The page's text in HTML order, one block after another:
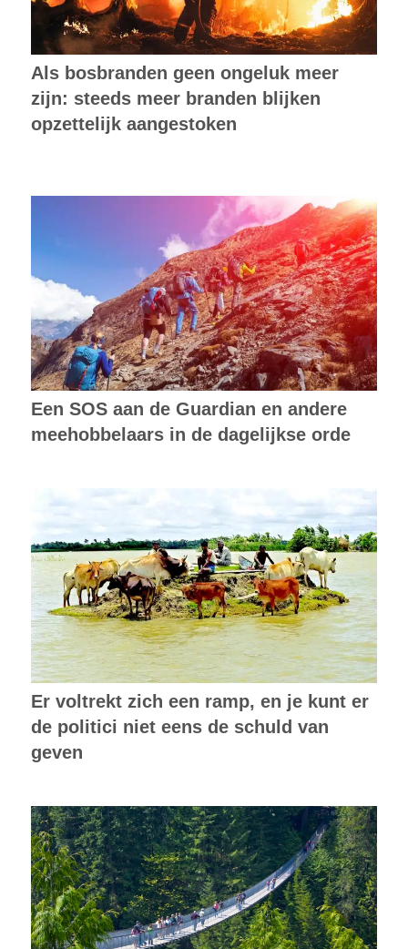
Als bosbranden geen ongeluk meer
zijn: steeds meer branden blijken
opzettelijk aangestoken
Een SOS aan de Guardian en andere
meehobbelaars in de dagelijkse orde
Er voltrekt zich een ramp, en je kunt er
de politici niet eens de schuld van
geven